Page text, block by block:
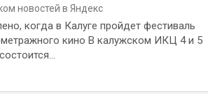
новостей в Яндекс
когда в Калуге пройдет фестиваль
кино В калужском ИКЦ 4 и 5